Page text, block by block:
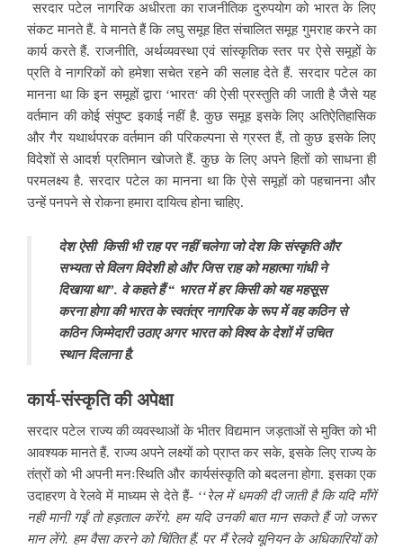
सरदार पटेल नागरिक अधीरता का राजनीतिक दुरुपयोग को भारत के लिए
संकट मानते हैं. वे मानते हैं कि लघु समूह हित संचालित समूह गुमराह करने का
कार्य करते हैं. राजनीति, अर्थव्यवस्था एवं सांस्कृतिक स्तर पर ऐसे समूहों के
प्रति वे नागरिकों को हमेशा सचेत रहने की सलाह देते हैं. सरदार पटेल का
मानना था कि इन समूहों द्वारा ‘भारत‘ की ऐसी प्रस्तुति की जाती है जैसे यह
वर्तमान की कोई संपुष्ट इकाई नहीं है. कुछ समूह इसके लिए अतिऐतिहासिक
और गैर यथार्थपरक वर्तमान की परिकल्पना से ग्रस्त हैं, तो कुछ इसके लिए
विदेशों से आदर्श प्रतिमान खोजते हैं. कुछ के लिए अपने हितों को साधना ही
परमलक्ष्य है. सरदार पटेल का मानना था कि ऐसे समूहों को पहचानना और
उन्हें पनपने से रोकना हमारा दायित्व होना चाहिए.
देश ऐसी किसी भी राह पर नहीं चलेगा जो देश कि संस्कृति और
सभ्यता से विलग विदेशी हो और जिस राह को महात्मा गांधी ने
दिखाया था”. वे कहते हैं“ भारत में हर किसी को यह महसूस
करना होगा की भारत के स्वतंत्र नागरिक के रूप में वह कठिन से
कठिन जिम्मेदारी उठाए अगर भारत को विश्व के देशों में उचित
स्थान दिलाना है.
कार्य-संस्कृति की अपेक्षा
सरदार पटेल राज्य की व्यवस्थाओं के भीतर विद्यमान जड़ताओं से मुक्ति को भी
आवश्यक मानते हैं. राज्य अपने लक्ष्यों को प्राप्त कर सके, इसके लिए राज्य के
तंत्रों को भी अपनी मनःस्थिति और कार्यसंस्कृति को बदलना होगा. इसका एक
उदाहरण वे रेलवे में माध्यम से देते हैं- ‘‘रेल में धमकी दी जाती है कि यदि माँगें
नही मानी गईं तो हड़ताल करेंगे. हम यदि उनकी बात मान सकते हैं जो जरूर
मान लेंगे. हम वैसा करने को चिंतित हैं. पर मैं रेलवे यूनियन के अधिकारियों को